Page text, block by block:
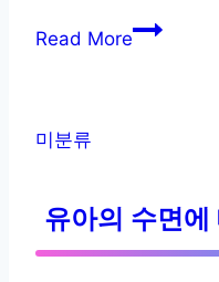
Read More
영
미분류
유아의 수면